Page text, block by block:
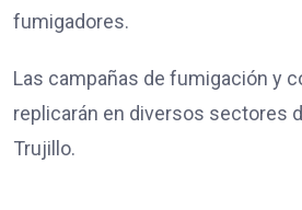
fumigadores.
Las campañas de fumigación y
replicarán en diversos sectores
Trujillo.